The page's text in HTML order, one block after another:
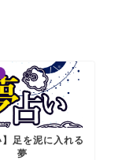
】足を泥に入れる
夢